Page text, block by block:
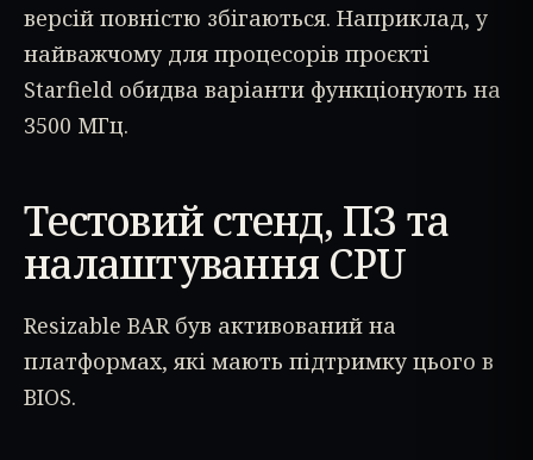
версій повністю збігаються. Наприклад, у
найважчому для процесорів проєкті
Starfield обидва варіанти функціонують на
3500 МГц.
Тестовий стенд, ПЗ та
налаштування CPU
Resizable BAR був активований на
платформах, які мають підтримку цього в
BIOS.